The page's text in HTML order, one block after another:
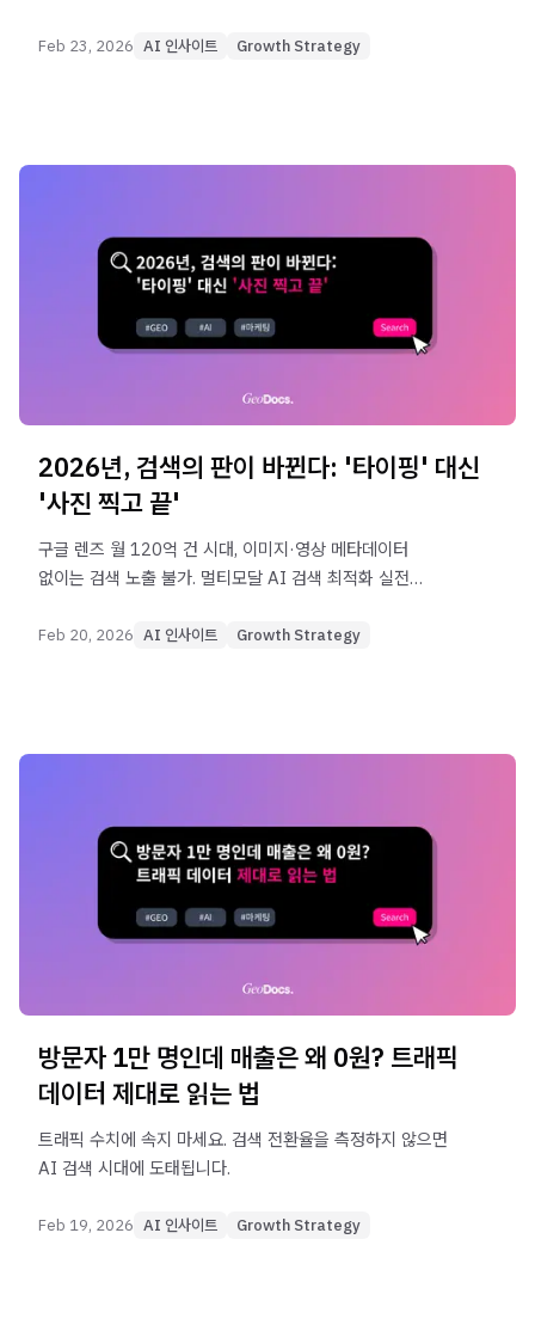
데이터' 전략입니다.
Feb 23, 2026 AI 인사이트 Growth Strategy
2026년, 검색의 판이 바뀐다: '타이핑' 대신
'사진 찍고 끝'
구글 렌즈 월 120억 건 시대, 이미지·영상 메타데이터
없이는 검색 노출 불가. 멀티모달 AI 검색 최적화 실전
Feb 20, 2026 AI 인사이트 Growth Strategy
방문자 1만 명인데 매출은 왜 0원? 트래픽
데이터 제대로 읽는 법
트래픽 수치에 속지 마세요. 검색 전환율을 측정하지 않으면
AI 검색 시대에 도태됩니다.
Feb 19, 2026 AI 인사이트 Growth Strategy